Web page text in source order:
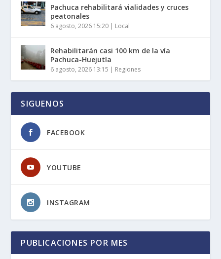
Pachuca rehabilitará vialidades y cruces
peatonales
6 agosto, 2026 15:20 | Local
Rehabilitarán casi 100 km de la vía
Pachuca-Huejutla
6 agosto, 2026 13:15 | Regiones
SIGUENOS
FACEBOOK
YOUTUBE
INSTAGRAM
PUBLICACIONES POR MES